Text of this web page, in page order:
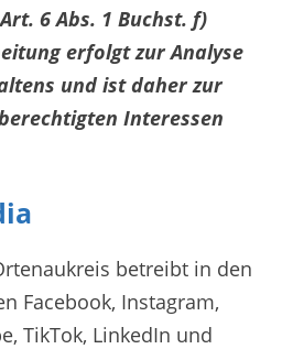
6 Abs. 1 Buchst. f)
erfolgt zur Analyse
und ist daher zur
Interessen
betreibt in den
Facebook, Instagram,
TikTok, LinkedIn und